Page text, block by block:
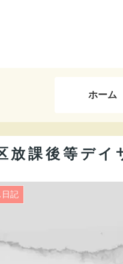
ホーム
放課後等デ
日記